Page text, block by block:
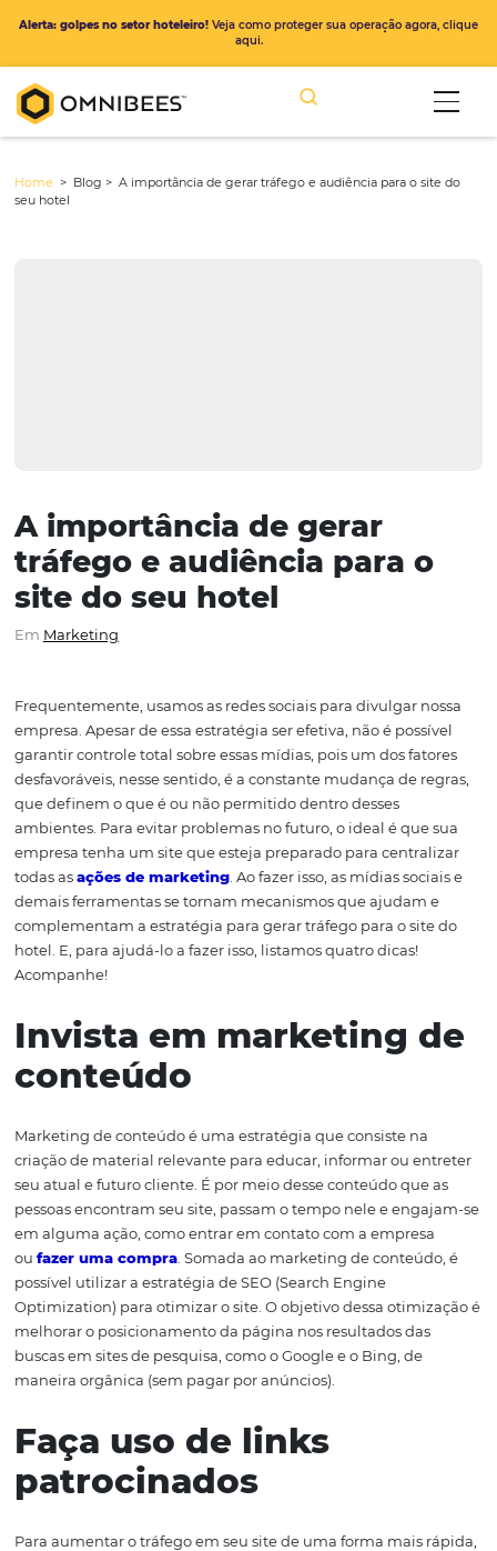
A importância de gerar
site do seu hotel
Marketing
Frequentemente, usamos as redes sociais para divulgar
empresa. Apesar de essa estratégia ser efetiva, não é
garantir controle total sobre essas mídias, pois um dos
desfavoráveis, nesse sentido, é a constante mudança de
que definem o que é ou não permitido dentro desses
ambientes. Para evitar problemas no futuro, o ideal é
todas asações de marketing. Ao fazer isso, as mídias
demais ferramentas se tornam mecanismos que
complementam a estratégia para gerar tráfego para o
Acompanhe!
Invista em marketing
conteúdo
Marketing de conteúdo é uma estratégia que consiste
criação de material relevante para educar, informar ou
seu atual e futuro cliente. É por meio desse conteúdo
pessoas encontram seu site, passam o tempo nele e
em alguma ação, como entrar em contato com a
oufazer uma compra . Somada ao marketing de
Optimization) para otimizar o site. O objetivo dessa
Alerta: golpes no setor hoteleiro!Veja como proteger sua operação